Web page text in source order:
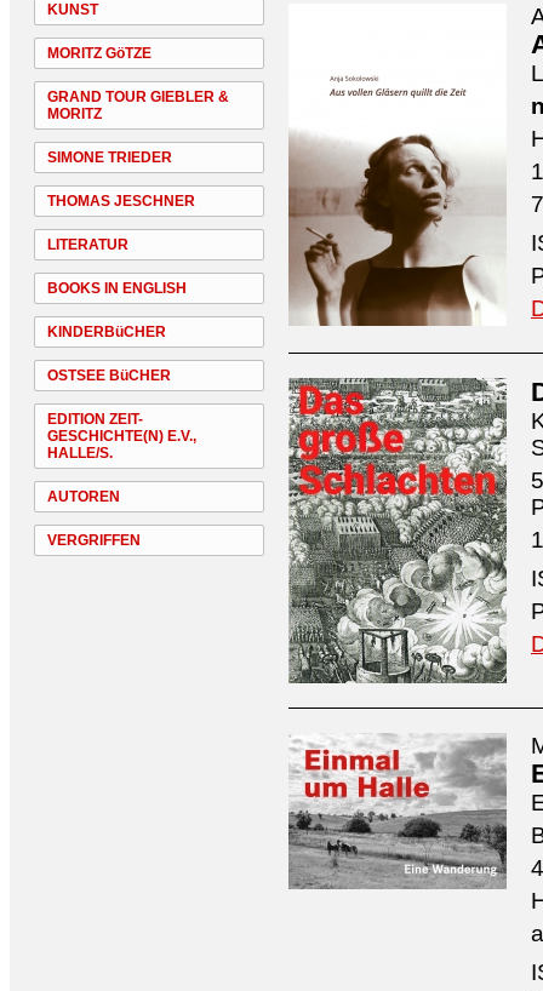
KUNST
MORITZ GöTZE
GRAND TOUR GIEBLER &
MORITZ
SIMONE TRIEDER
THOMAS JESCHNER
LITERATUR
BOOKS IN ENGLISH
KINDERBüCHER
OSTSEE BüCHER
EDITION ZEIT-
GESCHICHTE(N) E.V.,
HALLE/S.
AUTOREN
VERGRIFFEN